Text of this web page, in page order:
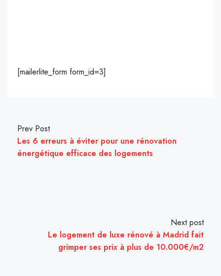
[mailerlite_form form_id=3]
Prev Post
Les 6 erreurs à éviter pour une rénovation
énergétique efficace des logements
Next post
Le logement de luxe rénové à Madrid fait
grimper ses prix à plus de 10.000€/m2